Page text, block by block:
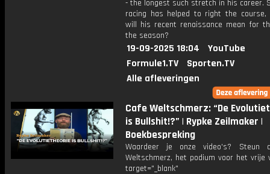
- the longest such stretch in his career.
racing has helped to right the
will his recent renaissance mean for
the season?
19-09-2025 18:04
YouTube
Formule1.TV
Sporten.TV
Alle afleveringen
Cafe Weltschmerz: “De
is Bullshit!?” | Rypke Zeilmaker |
Boekbespreking
Waardeer je onze video's? Steun
Weltschmerz, het podium voor het vrije
target="_blank"